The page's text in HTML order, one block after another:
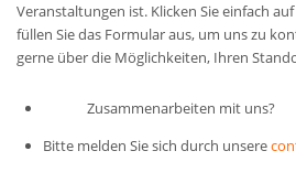
Veranstaltungen ist. Klicken Sie einfach
füllen Sie das Formular aus, um uns zu
gerne über die Möglichkeiten, Ihren
Zusammenarbeiten mit uns?
Bitte melden Sie sich durch unsere